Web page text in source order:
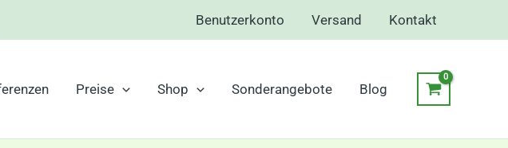
Benutzerkonto Versand Kontakt
Preise Shop Sonderangebote Blog